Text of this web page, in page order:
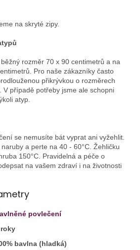
na skryté zipy.
rozměr 70 x 90 centimetrů a na
Pro naše zákazníky často
přikrývkou o rozměrech
V případě potřeby jsme ale schopni
atyp.
se nemusíte bát vyprat ani vyžehlit.
a perte na 40 - 60°C. Žehličku
150°C. Pravidelná a péče o
na vašem zdraví i na životnosti
povlečení
bavlna (hladká)